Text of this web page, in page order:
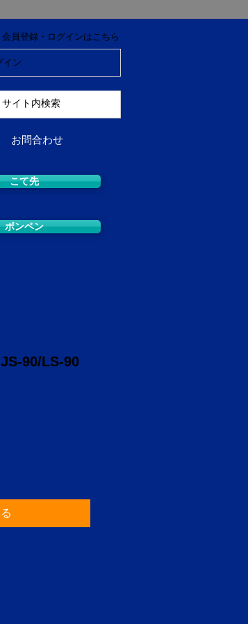
員登録・ログインはこちら
イン
お問合わせ
こて先
ボンペン
90/LS-90